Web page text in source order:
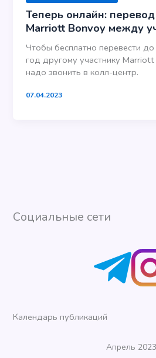
Теперь онлайн:
Marriott Bonvoy между
Чтобы бесплатно перевести
год другому участнику
надо звонить в колл-центр.
07.04.2023
Социальные сети
Календарь публикаций
Апрель 2023